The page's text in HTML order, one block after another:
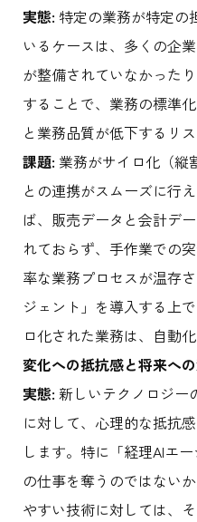
実態: 特定の業務が特定の
いるケースは、多くの企
が整備されていなかった
することで、業務の標準
と業務品質が低下するリ
課題: 業務がサイロ化（縦
との連携がスムーズに行
ば、販売データと会計デ
れておらず、手作業での
率な業務プロセスが温存
ジェント」を導入する上
ロ化された業務は、自動
変化への抵抗感と将来へ
実態: 新しいテクノロジー
に対して、心理的な抵抗
します。特に「経理AIエ
の仕事を奪うのではない
やすい技術に対しては、